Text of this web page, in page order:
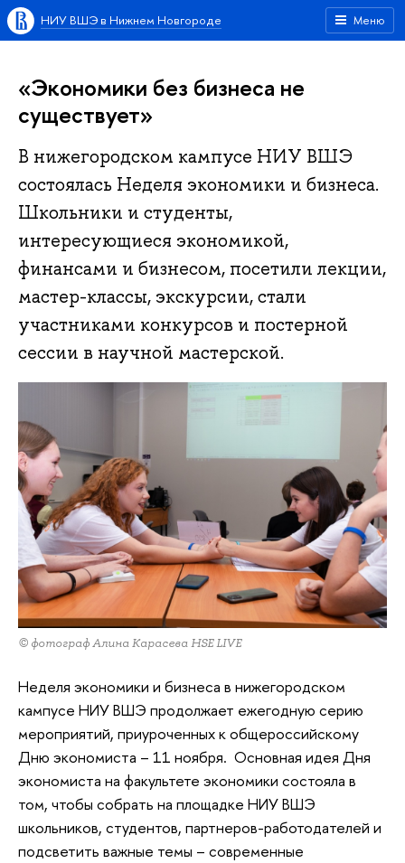
Меню
НИУ ВШЭ в Нижнем Новгороде
«Экономики без бизнеса не
существует»
В нижегородском кампусе НИУ ВШЭ
состоялась Неделя экономики и бизнеса.
Школьники и студенты,
интересующиеся экономикой,
финансами и бизнесом, посетили лекции,
мастер-классы, экскурсии, стали
участниками конкурсов и постерной
сессии в научной мастерской.
© фотограф Алина Карасева HSE LIVE
Неделя экономики и бизнеса в нижегородском
кампусе НИУ ВШЭ продолжает ежегодную серию
мероприятий, приуроченных к общероссийскому
Дню экономиста – 11 ноября. Основная идея Дня
экономиста на факультете экономики состояла в
том, чтобы собрать на площадке НИУ ВШЭ
школьников, студентов, партнеров-работодателей и
подсветить важные темы – современные